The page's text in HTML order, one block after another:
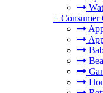
+ Consumer